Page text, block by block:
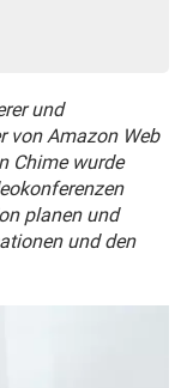
und
von Amazon Web
Chime wurde
planen und
und den